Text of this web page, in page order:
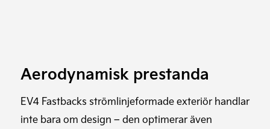
Aerodynamisk prestanda
EV4 Fastbacks strömlinjeformade exteriör handlar
inte bara om design – den optimerar även